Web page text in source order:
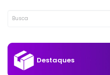
Destaques